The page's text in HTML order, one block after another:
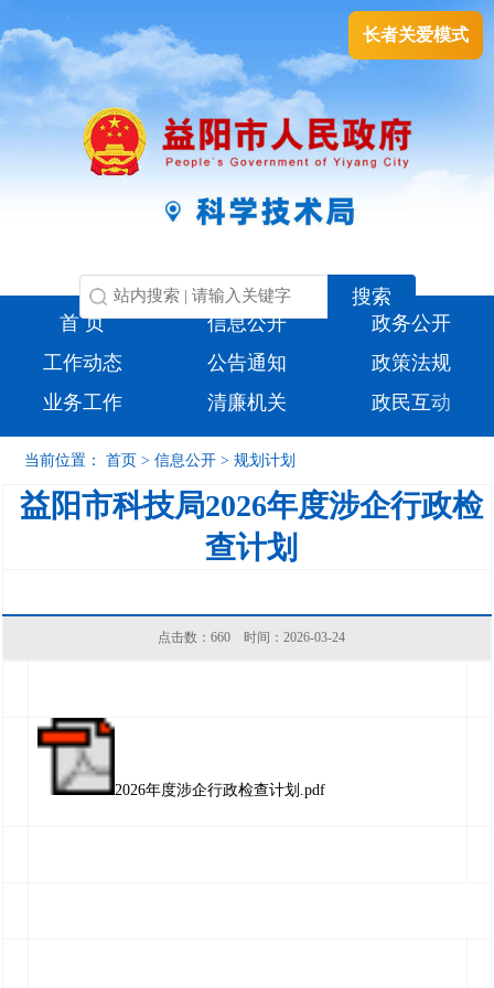
长者关爱模式
首 页 信息公开
政务公开
工作动态
公告通知
政策法规
业务工作
清廉机关 政民互动
当前位置： 首页 > 信息公开 > 规划计划
益阳市科技局2026年度涉企行政检
查计划
点击数： 660 时间：2026-03-24
2026年度涉企行政检查计划.pdf